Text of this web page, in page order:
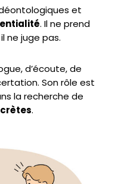
et
. Il ne prend
ne juge pas.
d’écoute, de
Son rôle est
la recherche de
.